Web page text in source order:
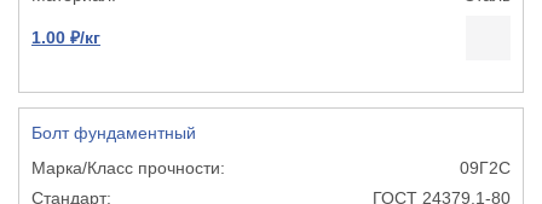
1.00 ₽/кг
Болт фундаментный
09Г2С
ГОСТ 24379.1-80